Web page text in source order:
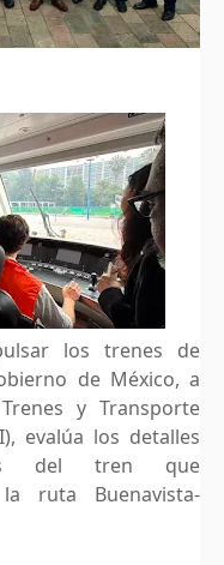
los trenes de
de México, a
y Transporte
evalúa los detalles
del tren que
ruta Buenavista-